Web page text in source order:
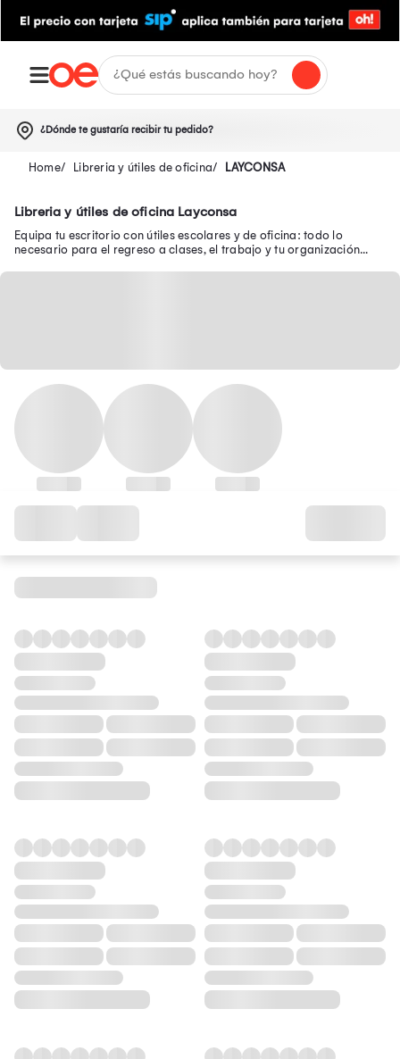
¿Dónde te gustaría recibir tu pedido?
Libreria y útiles de oficina LAYCONSA
Libreria y útiles de oficina Layconsa
Equipa tu escritorio con útiles escolares y de oficina: todo lo
necesario para el regreso a clases, el trabajo y tu organización